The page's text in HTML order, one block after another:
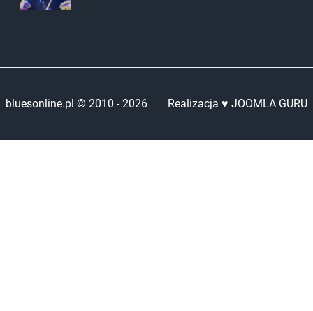
bluesonline.pl © 2010 -2026 Realizacja ♥ JOOMLA GURU